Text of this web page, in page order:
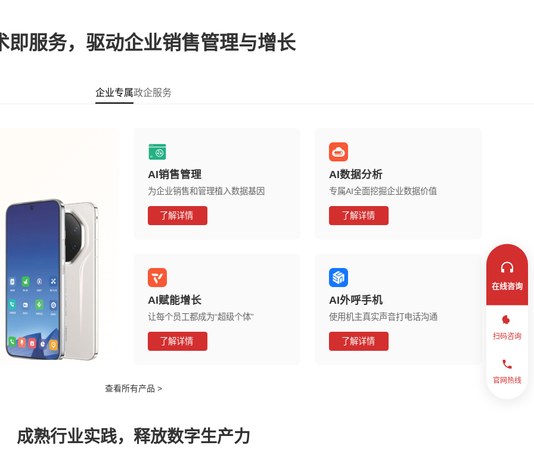
即服务，驱动企业销售管理与增长
企业专属政企服务
AI销售管理
为企业销售和管理植入数据基因
了解详情
AI数据分析
专属AI全面挖掘企业数据价值
了解详情
AI赋能增长
让每个员工都成为“超级个体”
了解详情
AI外呼手机
使用机主真实声音打电话沟通
了解详情
查看所有产品 >
成熟行业实践，释放数字生产力
在线咨询
扫码咨询
官网热线